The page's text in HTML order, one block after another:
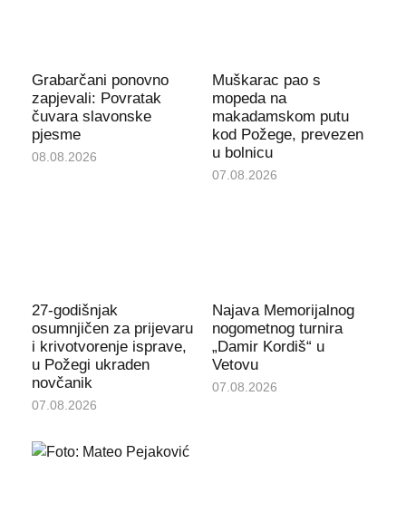
Grabarčani ponovno
zapjevali: Povratak
čuvara slavonske
pjesme
08.08.2026
Muškarac pao s
mopeda na
makadamskom putu
kod Požege, prevezen
u bolnicu
07.08.2026
27-godišnjak
osumnjičen za prijevaru
i krivotvorenje isprave,
u Požegi ukraden
novčanik
07.08.2026
Najava Memorijalnog
nogometnog turnira
„Damir Kordiš“ u
Vetovu
07.08.2026